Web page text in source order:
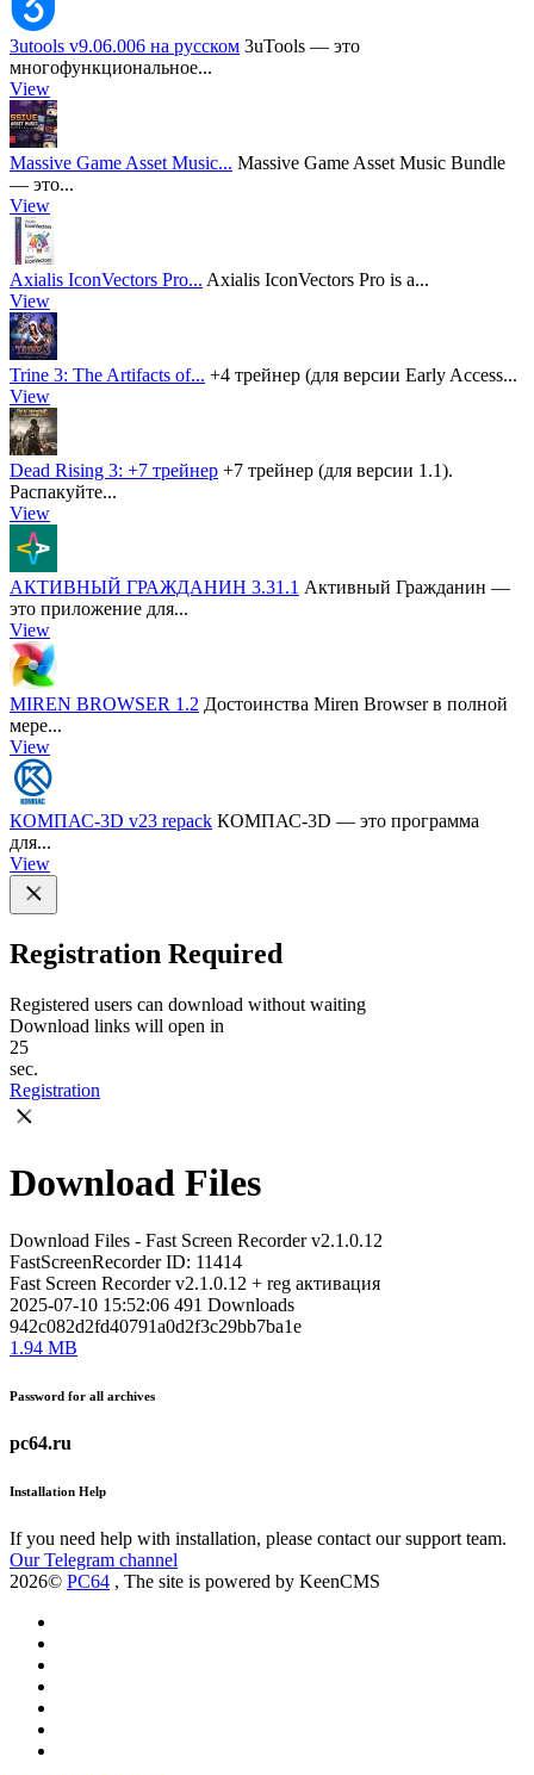
3utools v9.06.006 на русском 3uTools — это
многофункциональное...
View
Massive Game Asset Music... Massive Game Asset Music Bundle
— это...
View
Axialis IconVectors Pro... Axialis IconVectors Pro is a...
View
Trine 3: The Artifacts of... +4 трейнер (для версии Early Access...
View
Dead Rising 3: +7 трейнер +7 трейнер (для версии 1.1).
Распакуйте...
View
АКТИВНЫЙ ГРАЖДАНИН 3.31.1 Активный Гражданин —
это приложение для...
View
MIREN BROWSER 1.2 Достоинства Miren Browser в полной
мере...
View
КОМПАС-3D v23 repack КОМПАС-3D — это программа
для...
View
Registration Required
Registered users can download without waiting
Download links will open in
25
sec.
Registration
Download Files
Download Files - Fast Screen Recorder v2.1.0.12
FastScreenRecorderID: 11414
Fast Screen Recorder v2.1.0.12 + reg активация
2025-07-10 15:52:06 491 Downloads
942c082d2fd40791a0d2f3c29bb7ba1e
1.94 MB
Password for all archives
pc64.ru
Installation Help
If you need help with installation, please contact our support team.
Our Telegram channel
2026© PC64 , The site is powered by KeenCMS